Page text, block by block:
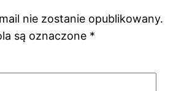
nie zostanie opublikowany.
są oznaczone *